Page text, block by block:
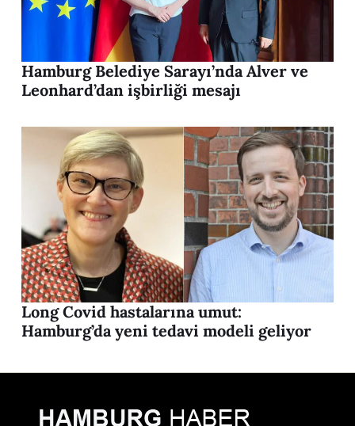
Hamburg Belediye Sarayı’nda Alver ve
Leonhard’dan işbirliği mesajı
Long Covid hastalarına umut:
Hamburg’da yeni tedavi modeli geliyor